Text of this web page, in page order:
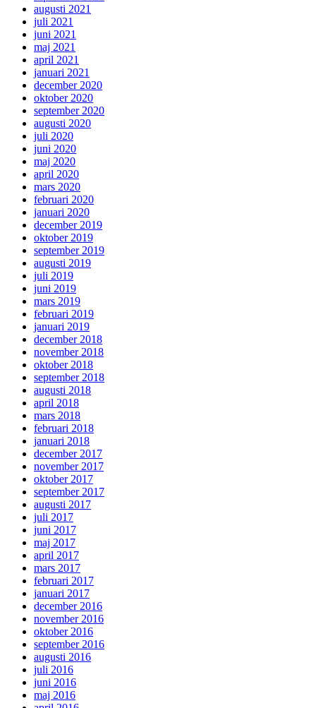
augusti 2021
juli 2021
juni 2021
maj 2021
april 2021
januari 2021
december 2020
oktober 2020
september 2020
augusti 2020
juli 2020
juni 2020
maj 2020
april 2020
mars 2020
februari 2020
januari 2020
december 2019
oktober 2019
september 2019
augusti 2019
juli 2019
juni 2019
mars 2019
februari 2019
januari 2019
december 2018
november 2018
oktober 2018
september 2018
augusti 2018
april 2018
mars 2018
februari 2018
januari 2018
december 2017
november 2017
oktober 2017
september 2017
augusti 2017
juli 2017
juni 2017
maj 2017
april 2017
mars 2017
februari 2017
januari 2017
december 2016
november 2016
oktober 2016
september 2016
augusti 2016
juli 2016
juni 2016
maj 2016